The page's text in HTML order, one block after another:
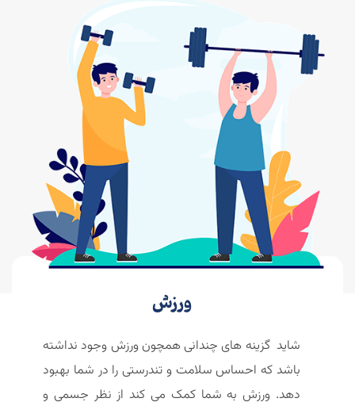
ورزش
شاید گزینه های چندانی همچون ورزش وجود نداشته
باشد که احساس سلامت و تندرستی را در شما بهبود
دهد. ورزش به شما کمک می کند از نظر جسمی و